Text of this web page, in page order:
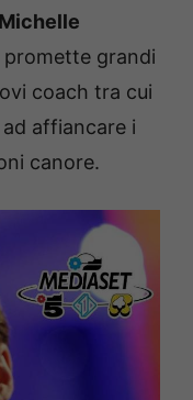
Michelle
promette grandi
coach tra cui
affiancare i
canore.